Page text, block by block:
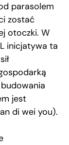
parasolem
zostać
otoczki. W
inicjatywa ta
jest
di wei you).